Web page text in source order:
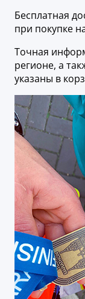
Бесплатная
при покупке
Точная
регионе, а
указаны в